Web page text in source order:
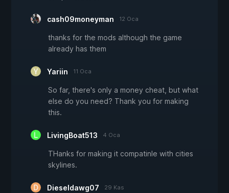
cash09moneyman 12 Oca
thanks for the mods although the game
already has them
Yariin 11 Oca
So far, there's only a money cheat, but what
else do you need? Thank you for making
this.
LivingBoat513 4 Oca
THanks for making it compatinle with cities
skylines.
Dieseldawg07 29 Kas